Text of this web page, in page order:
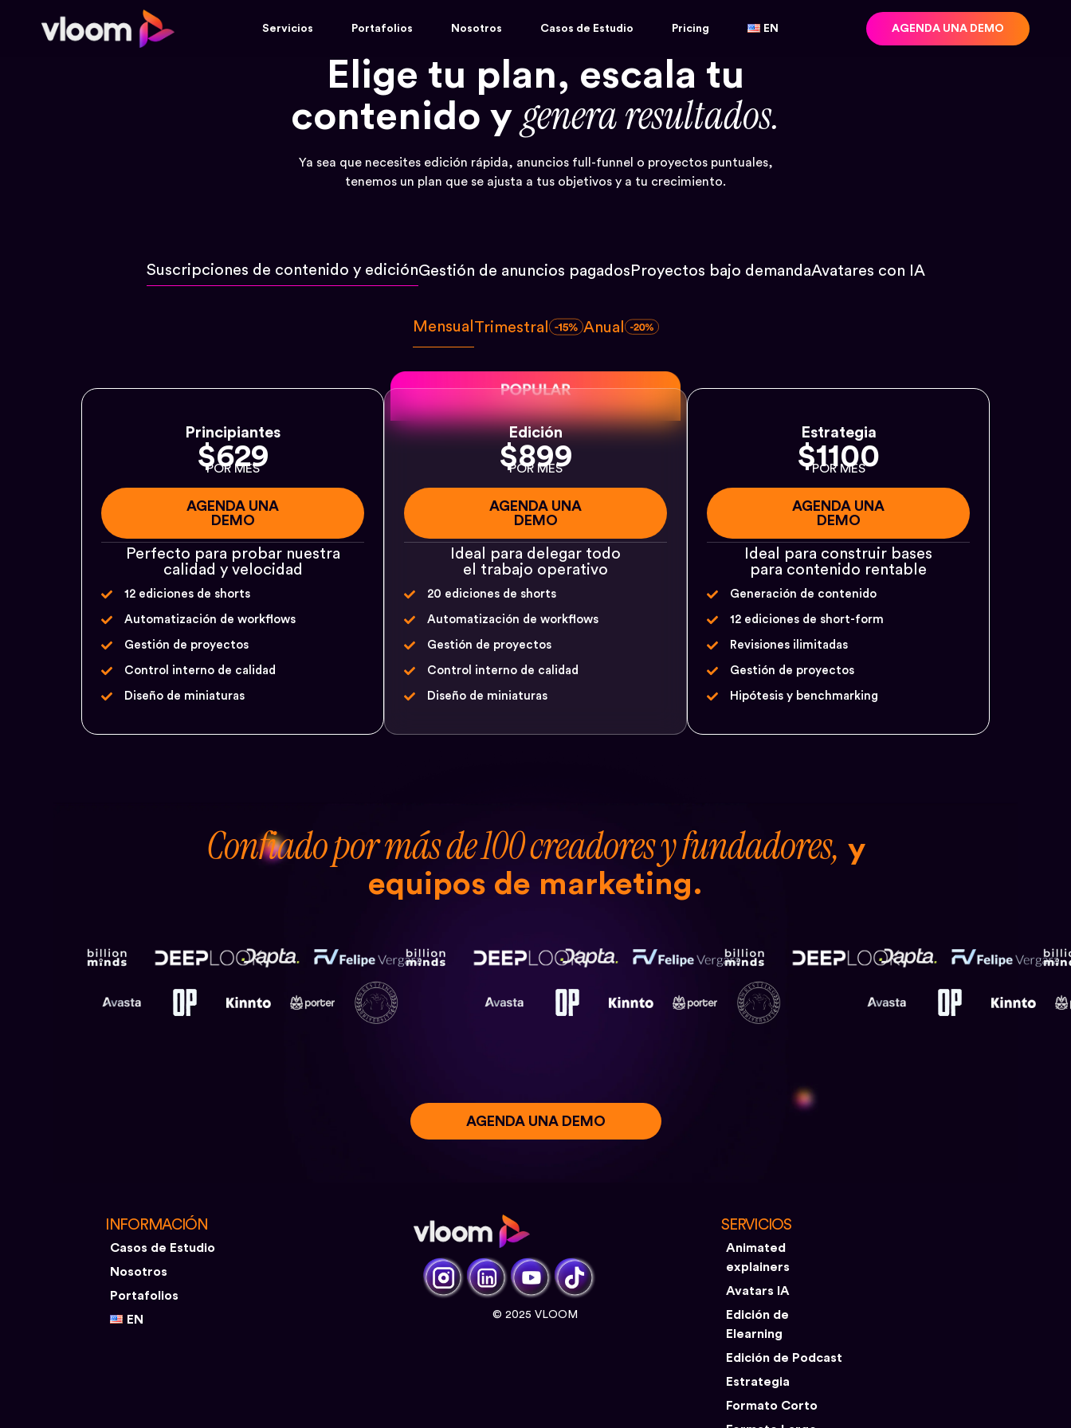
Servicios Portafolios Nosotros Casos de Estudio Pricing EN AGENDA UNA DEMO
Elige tu plan, escala tu
contenido y genera resultados.
Ya sea que necesites edición rápida, anuncios full-funnel o proyectos puntuales,
tenemos un plan que se ajusta a tus objetivos y a tu crecimiento.
Suscripciones de contenido y ediciónGestión de anuncios pagados Proyectos bajo demandaAvatares con IA
Mensual Trimestral Anual
Principiantes
$629
POR MES
AGENDA UNA
DEMO
Perfecto para probar nuestra
calidad y velocidad
12 ediciones de shorts
Automatización de workflows
Gestión de proyectos
Control interno de calidad
Diseño de miniaturas
Edición
$899
POR MES
AGENDA UNA
DEMO
Ideal para delegar todo
el trabajo operativo
20 ediciones de shorts
Automatización de workflows
Gestión de proyectos
Control interno de calidad
Diseño de miniaturas
Estrategia
$1100
POR MES
AGENDA UNA
DEMO
Ideal para construir bases
para contenido rentable
Generación de contenido
12 ediciones de short-form
Revisiones ilimitadas
Gestión de proyectos
Hipótesis y benchmarking
Confiado por más de 100 creadores y fundadores, y
equipos de marketing.
AGENDA UNA DEMO
INFORMACIÓN
Casos de Estudio
Nosotros
Portafolios
EN
© 2025 VLOOM
SERVICIOS
Animated
explainers
Avatars IA
Edición de
Elearning
Edición de Podcast
Estrategia
Formato Corto